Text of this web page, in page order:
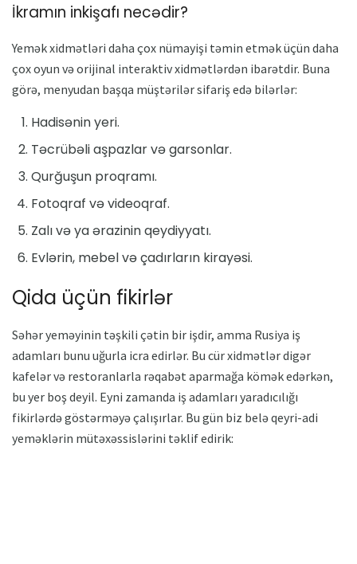
İkramın inkişafı necədir?
Yemək xidmətləri daha çox nümayişi təmin etmək üçün daha
çox oyun və orijinal interaktiv xidmətlərdən ibarətdir. Buna
görə, menyudan başqa müştərilər sifariş edə bilərlər:
Hadisənin yeri.
Təcrübəli aşpazlar və garsonlar.
Qurğuşun proqramı.
Fotoqraf və videoqraf.
Zalı və ya ərazinin qeydiyyatı.
Evlərin, mebel və çadırların kirayəsi.
Qida üçün fikirlər
Səhər yeməyinin təşkili çətin bir işdir, amma Rusiya iş
adamları bunu uğurla icra edirlər. Bu cür xidmətlər digər
kafelər və restoranlarla rəqabət aparmağa kömək edərkən,
bu yer boş deyil. Eyni zamanda iş adamları yaradıcılığı
fikirlərdə göstərməyə çalışırlar. Bu gün biz belə qeyri-adi
yeməklərin mütəxəssislərini təklif edirik: